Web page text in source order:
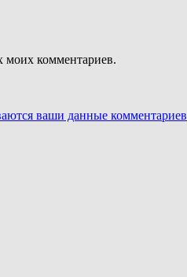
моих комментариев.
ваши данные комментариев